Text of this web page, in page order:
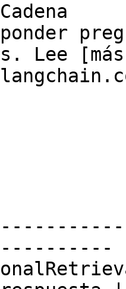
Cadena
Lee